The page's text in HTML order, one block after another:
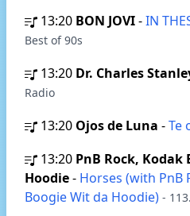
13:20 BON JOVI-IN
Best of 90s
13:20 Dr. Charles
Radio
13:20 Ojos de Luna -Te
13:20 PnB Rock, Kodak
Hoodie- Horses (with PnB
Boogie Wit da Hoodie) -